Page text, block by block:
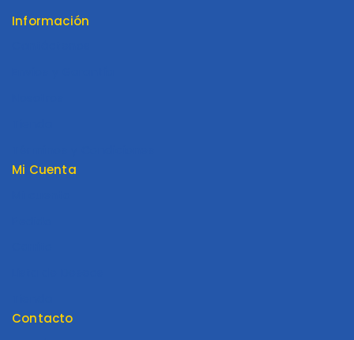
Información
Mi Cuenta
Contacto